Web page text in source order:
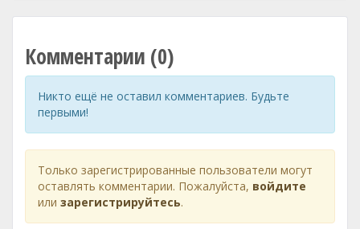
Комментарии (0)
Никто ещё не оставил комментариев. Будьте
первыми!
Только зарегистрированные пользователи могут
оставлять комментарии. Пожалуйста, войдите
или зарегистрируйтесь.